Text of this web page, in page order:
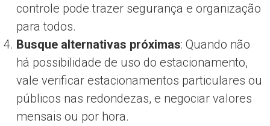
controle pode trazer segurança e organização
para todos.
Busque alternativas próximas: Quando não
há possibilidade de uso do estacionamento,
vale verificar estacionamentos particulares ou
públicos nas redondezas, e negociar valores
mensais ou por hora.